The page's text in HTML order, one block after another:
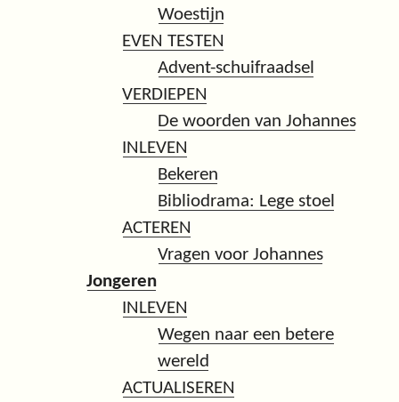
Woestijn
EVEN TESTEN
Advent-schuifraadsel
VERDIEPEN
De woorden van Johannes
INLEVEN
Bekeren
Bibliodrama: Lege stoel
ACTEREN
Vragen voor Johannes
Jongeren
INLEVEN
Wegen naar een betere
wereld
ACTUALISEREN